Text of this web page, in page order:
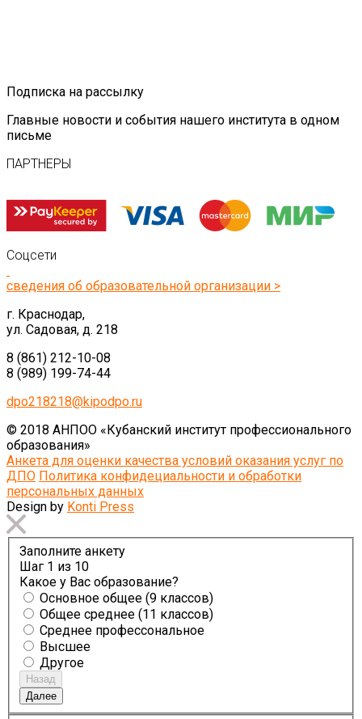
Подписка на рассылку
Главные новости и события нашего института в одном
письме
ПАРТНЕРЫ
Соцсети
сведения об образовательной организации >
г. Краснодар,
ул. Садовая, д. 218
8 (861) 212-10-08
8 (989) 199-74-44
dpo218218@kipodpo.ru
© 2018 АНПОО «Кубанский институт профессионального
образования»
Анкета для оценки качества условий оказания услуг по
ДПО Политика конфидециальности и обработки
персональных данных
Design by Konti Press
Заполните анкету
Шаг 1 из 10
Какое у Вас образование?
Основное общее (9 классов)
Общее среднее (11 классов)
Среднее профессональное
Высшее
Другое
Назад
Далее